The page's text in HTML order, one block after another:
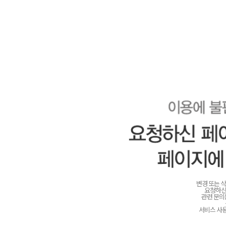
변경 또는
요청하
관련 문
서비스 사